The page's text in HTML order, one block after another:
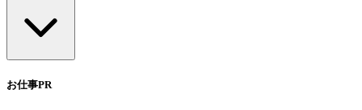
お仕事PR